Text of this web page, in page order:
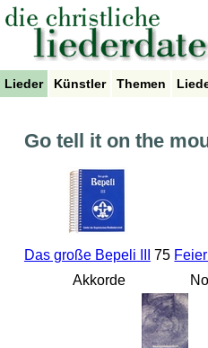
Lieder Künstler Themen
Go tell it on the
Das große Bepeli III
75
Akkorde